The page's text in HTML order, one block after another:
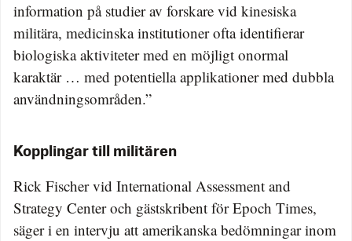
information på studier av forskare vid kinesiska
militära, medicinska institutioner ofta identifierar
biologiska aktiviteter med en möjligt onormal
karaktär … med potentiella applikationer med dubbla
användningsområden.”
Kopplingar till militären
Rick Fischer vid International Assessment and
Strategy Center och gästskribent för Epoch Times,
säger i en intervju att amerikanska bedömningar inom